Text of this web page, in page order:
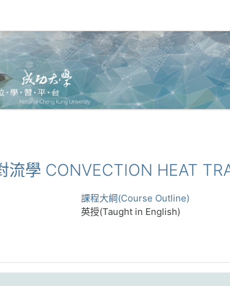
流學 CONVECTION HEAT
課程大綱(Course Outline)
英授(Taught in English)